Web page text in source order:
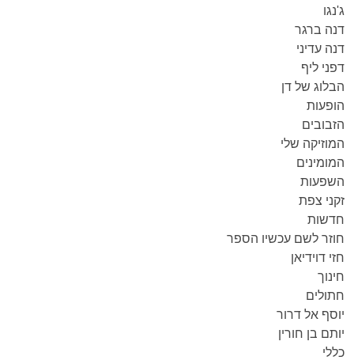
ג'נגו
דנה ברגר
דנה עדיני
דפני ליף
הבלוג של דן
הופעות
הזבובים
המוזיקה שלי
המומינים
השפעות
זקני צפת
חדשות
חוזר לשם עכשיו הספר
חזי דוידיאן
חינוך
חתולים
יוסף אל דרור
יותם בן חורין
כללי